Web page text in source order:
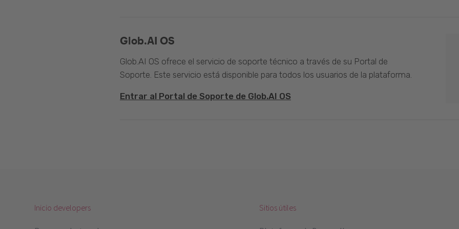
Glob.AI OS
Glob.AI OS ofrece el servicio de soporte técnico a través de su Portal de
Soporte. Este servicio está disponible para todos los usuarios de la plataforma.
Entrar al Portal de Soporte de Glob.AI OS
Inicio developers Sitios útiles